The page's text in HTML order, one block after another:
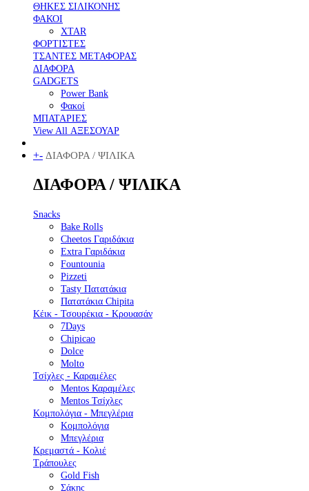
ΘΗΚΕΣ ΣΙΛΙΚΟΝΗΣ
ΦΑΚΟΙ
XTAR
ΦΟΡΤΙΣΤΕΣ
ΤΣΑΝΤΕΣ ΜΕΤΑΦΟΡΑΣ
ΔΙΑΦΟΡΑ
GADGETS
Power Bank
Φακοί
ΜΠΑΤΑΡΙΕΣ
View All ΑΞΕΣΟΥΑΡ
+- ΔΙΑΦΟΡΑ / ΨΙΛΙΚΑ
ΔΙΑΦΟΡΑ / ΨΙΛΙΚΑ
Snacks
Bake Rolls
Cheetos Γαριδάκια
Extra Γαριδάκια
Fountounia
Pizzeti
Tasty Πατατάκια
Πατατάκια Chipita
Κέικ - Τσουρέκια - Κρουασάν
7Days
Chipicao
Dolce
Molto
Τσίχλες - Καραμέλες
Mentos Καραμέλες
Mentos Τσίχλες
Κομπολόγια - Μπεγλέρια
Κομπολόγια
Μπεγλέρια
Κρεμαστά - Κολιέ
Τράπουλες
Gold Fish
Σάκης